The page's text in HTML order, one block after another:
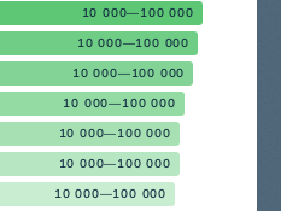
10 000—100 000
10 000—100 000
10 000—100 000
10 000—100 000
10 000—100 000
10 000—100 000
10 000—100 000